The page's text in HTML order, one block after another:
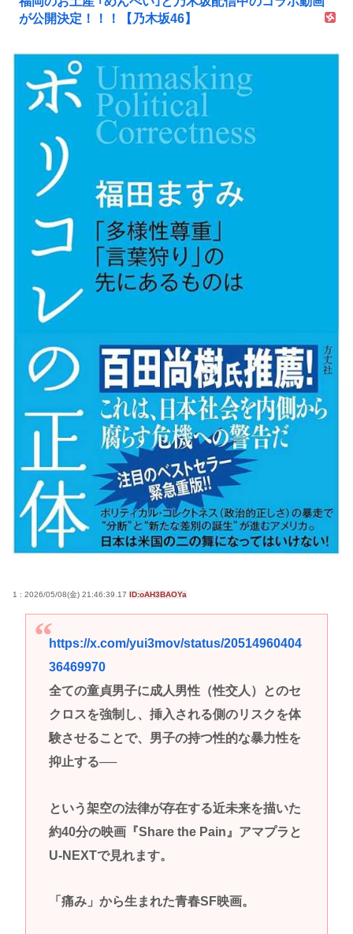
が公開決定！！！【乃木坂46】
1 : 2026/05/08(金) 21:46:39.17 ID:oAH3BAOYa
https://x.com/yui3mov/status/20514960404
36469970
全ての童貞男子に成人男性（性交人）とのセ
クロスを強制し、挿入される側のリスクを体
験させることで、男子の持つ性的な暴力性を
抑止する──
という架空の法律が存在する近未来を描いた
約40分の映画『Share the Pain』アマプラと
U-NEXTで見れます。
「痛み」から生まれた青春SF映画。